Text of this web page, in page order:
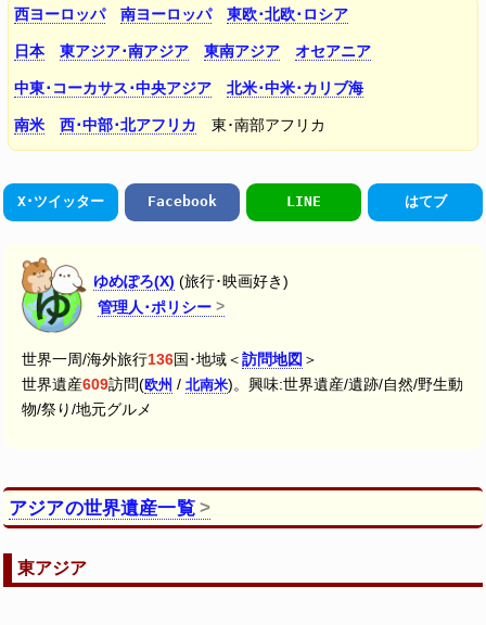
西ヨーロッパ 南ヨーロッパ 東欧･北欧･ロシア
日本 東アジア･南アジア 東南アジア オセアニア
中東･コーカサス･中央アジア 北米･中米･カリブ海
南米 西･中部･北アフリカ 東･南部アフリカ
X･ツイッター Facebook LINE はてブ
ゆめぽろ(X) (旅行･映画好き)
管理人･ポリシー
世界一周/海外旅行136国･地域＜訪問地図 ＞
世界遺産609訪問(欧州 / 北南米)。興味:世界遺産/遺跡/自然/野生動
物/祭り/地元グルメ
アジアの世界遺産一覧
東アジア